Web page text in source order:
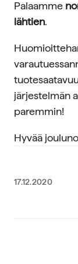
Palaamme
lähtien.
järjestelmän
paremmin!
Hyvää
17.12.2020